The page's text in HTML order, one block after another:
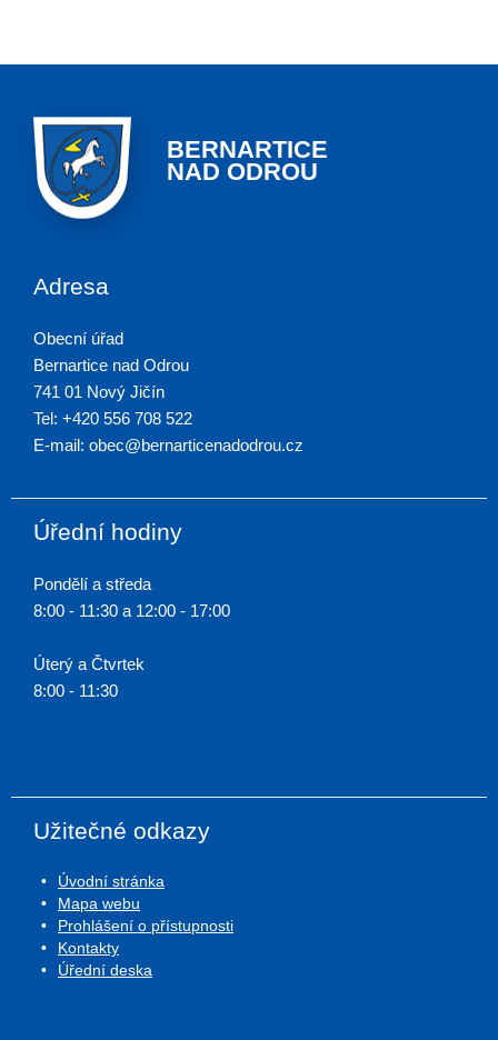
BERNARTICE
NAD ODROU
Adresa
Obecní úřad
Bernartice nad Odrou
741 01 Nový Jičín
Tel: +420 556 708 522
E-mail: obec@bernarticenadodrou.cz
Úřední hodiny
Pondělí a středa
8:00 - 11:30 a 12:00 - 17:00
Úterý a Čtvrtek
8:00 - 11:30
Užitečné odkazy
Úvodní stránka
Mapa webu
Prohlášení o přístupnosti
Kontakty
Úřední deska